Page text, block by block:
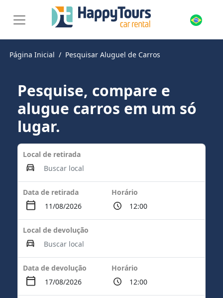
Página Inicial Pesquisar Aluguel de Carros
Pesquise, compare e
alugue carros em um só
lugar.
Local de retirada
Data de retirada Horário
Local de devolução
Data de devolução Horário